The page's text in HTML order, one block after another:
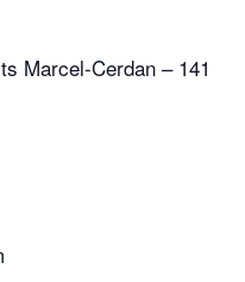
Marcel-Cerdan – 141